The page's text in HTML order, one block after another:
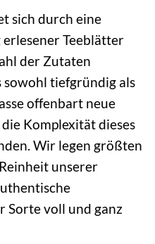
sich durch eine
Teeblätter
der Zutaten
tiefgründig als
offenbart neue
Komplexität dieses
Wir legen größten
unserer
Sorte voll und ganz